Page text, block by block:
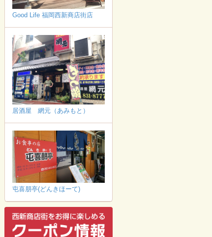
Good Life 福岡西新商店街店
居酒屋 網元（あみもと）
屯喜朋亭(どんきほーて)